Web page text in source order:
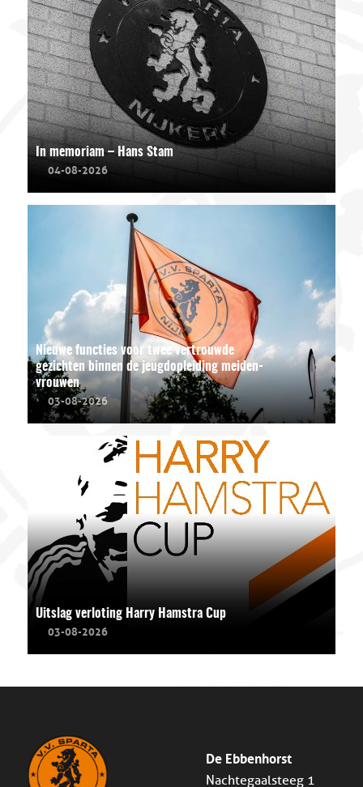
In memoriam – Hans Stam
04-08-2026
Nieuwe functies voor twee vertrouwde
gezichten binnen de jeugdopleiding meiden-
vrouwen
03-08-2026
Uitslag verloting Harry Hamstra Cup
03-08-2026
De Ebbenhorst
Nachtegaalsteeg 1